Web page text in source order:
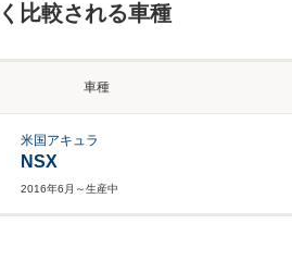
比較される車種
車種
米国アキュラ
NSX
2016年6月～生産中